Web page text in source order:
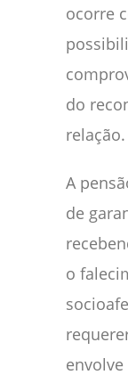
ocorre
do
relação.
A
de
o